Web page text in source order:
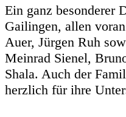
Ein ganz besonderer
Gailingen, allen
Auer, Jürgen Ruh
Meinrad Sienel,
Shala. Auch der
herzlich für ihre